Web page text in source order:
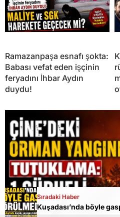
Ramazanpaşa esnafı şokta:
Babası vefat eden işçinin
feryadını İhbar Aydın
duydu!
Sıradaki Haber